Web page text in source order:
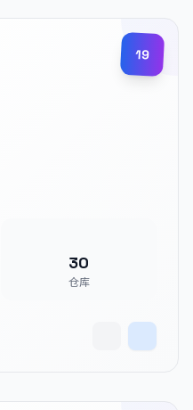
19
30
仓库